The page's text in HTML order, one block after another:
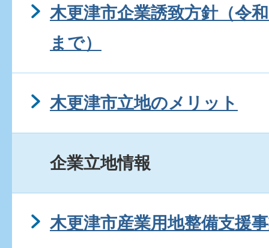
木更津市企業誘致方針（令
まで）
木更津市立地のメリット
企業立地情報
木更津市産業用地整備支援